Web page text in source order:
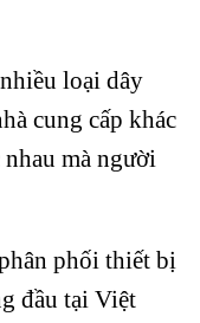
loại dây
cung cấp khác
mà người
phối thiết bị
đầu tại Việt